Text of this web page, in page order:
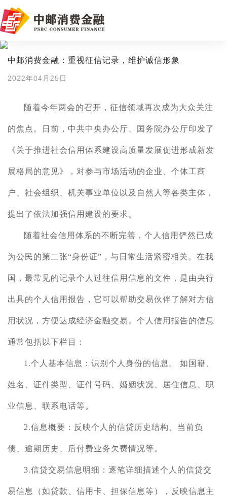
中邮消费金融：重视征信记录，维护诚信形象
2022年04月25日
随着今年两会的召开 ，征信领域再次成为大众关注
的焦点。日前，中共中央办公厅、国务院办公厅印发了
《关于推进社会信用体系建设高质量发展促进形成新发
展格局的意见》，对参与市场活动的企业、个体工商
户、社会组织、机关事业单位以及自然人等各类主体，
提出 了依法加强信用建设的要求。
随着社会信用体系的不断完善，个人信用俨然已成
为公民的第二张“身份证”，与日常生活紧密相关。 在我
国，最常见的记录个人过往信用信息 的文件，是由央行
出具的个人信用报告 ， 它可以帮助交易伙伴了解对方信
用状况，方便达成经济金融交易。个人信用报告的信息
通常包括以下栏目：
1.个人基本信息：识别个人身份的信息。 如国籍、
姓名、证件类型、证件号码、婚姻状况、居住信息、职
业信息、联系电话等。
2.信息概要：反映个人的信贷历史结构、当前负
债、逾期历史、后付费业务欠费情况等。
3.信贷交易信息明细：逐笔详细描述个人的信贷交
易信息（如贷款、信用卡、担保信息等），反映信息主